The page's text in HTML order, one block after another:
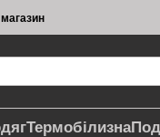
магазин
Термобілизна